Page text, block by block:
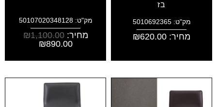
בז
מק"ט: 5010692365
מחיר: ₪620.00
מק"ט: 50107020348128
מחיר: ₪1,100.00
₪890.00